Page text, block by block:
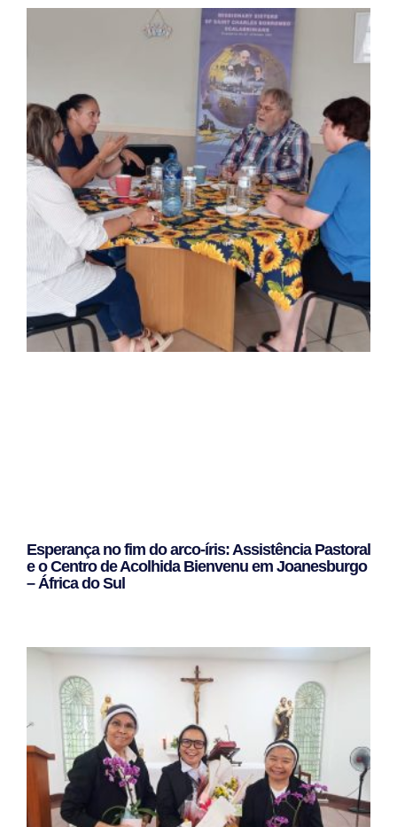
Esperança no fim do arco-íris: Assistência Pastoral
e o Centro de Acolhida Bienvenu em Joanesburgo
– África do Sul